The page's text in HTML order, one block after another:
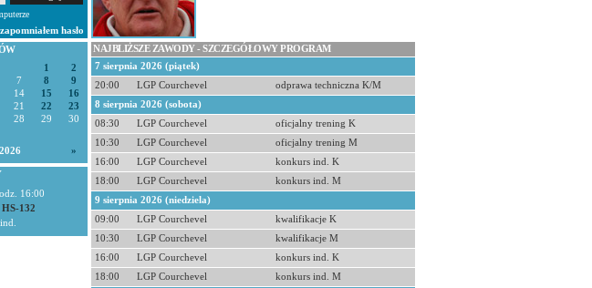
zapomniałem hasło
1
2
7 8
9
14 15
16
21 22
23
28 29
30
»
16:00
132
NAJBLIŻSZE ZAWODY - SZCZEGÓŁOWY PROGRAM
7 sierpnia 2026 (piątek)
20:00
LGP Courchevel
odprawa techniczna K/M
8 sierpnia 2026 (sobota)
08:30
LGP Courchevel
oficjalny trening K
10:30
LGP Courchevel
oficjalny trening M
16:00
LGP Courchevel
konkurs ind. K
18:00
LGP Courchevel
konkurs ind. M
9 sierpnia 2026 (niedziela)
09:00
LGP Courchevel
kwalifikacje K
10:30
LGP Courchevel
kwalifikacje M
16:00
LGP Courchevel
konkurs ind. K
18:00
LGP Courchevel
konkurs ind. M